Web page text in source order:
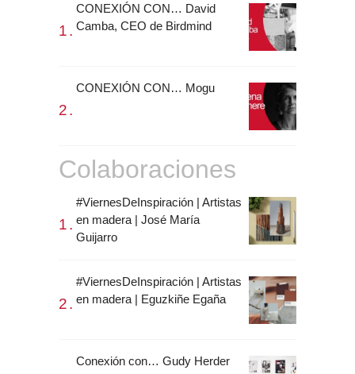
CONEXIÓN CON… David
Camba, CEO de Birdmind
CONEXIÓN CON… Mogu
Colaboraciones
#ViernesDeInspiración | Artistas
en madera | José María
Guijarro
#ViernesDeInspiración | Artistas
en madera | Eguzkiñe Egaña
Conexión con… Gudy Herder